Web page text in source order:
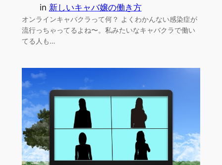
in 新しいキャバ嬢の働き方
オンラインキャバクラって何？ よくわかんない感染症が
流行っちゃってるよね〜。私みたいなキャバクラで働い
てる人も…